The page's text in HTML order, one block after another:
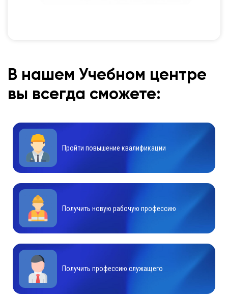
В нашем Учебном центре
вы всегда сможете:
Пройти повышение квалификации
Получить новую рабочую профессию
Получить профессию служащего